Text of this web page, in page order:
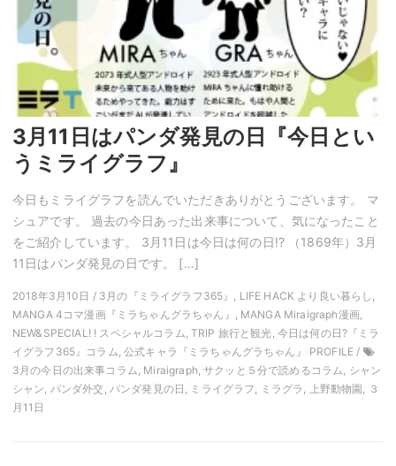
3月11日はパンダ発見の日『今日とい
うミライグラフ』
今日もミライグラフを読んでいただきありがとうございます。 マ
シュアです。 過去の今日あった出来事について、気になったこと
をご紹介しています。 3月11日は今日は何の日!? （1869年）3月
11日はパンダ発見の日です。 […]
2018年3月10日 / 3月の『ミライグラフ365』, LIFE HACK より良い暮らし,
MANGA 4コマ漫画『ミラちゃんグラちゃん』, MANGA Miraigraph漫画,
NEW&SPECIAL! ! スペシャルコラム, TRIP 旅行と観光, 今日は何の日?『ミラ
イグラフ365』コラム, 公式キャラ『ミラちゃんグラちゃん』 PROFILE /
3月の今日の出来事コラム, Miraigraph, サクッと５分で読めるコラム, シャン
シャン, パンダ外交, パンダ発見の日, ミライグラフ, ミラグラ, 上野動物園, ３
月11日